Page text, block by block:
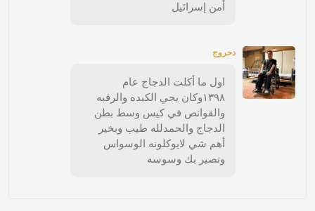
أمن إسرائيل
دحروج
اول ما أكلت الدجاج عام
١٣٩٨وكان يجي الكبده والرقبه
والقوانص في كيس وسط بطن
الدجاج والحمدلله طيب وبخير
أهم شي لايوكلونه الوسواس
وتصير بك وسوسه